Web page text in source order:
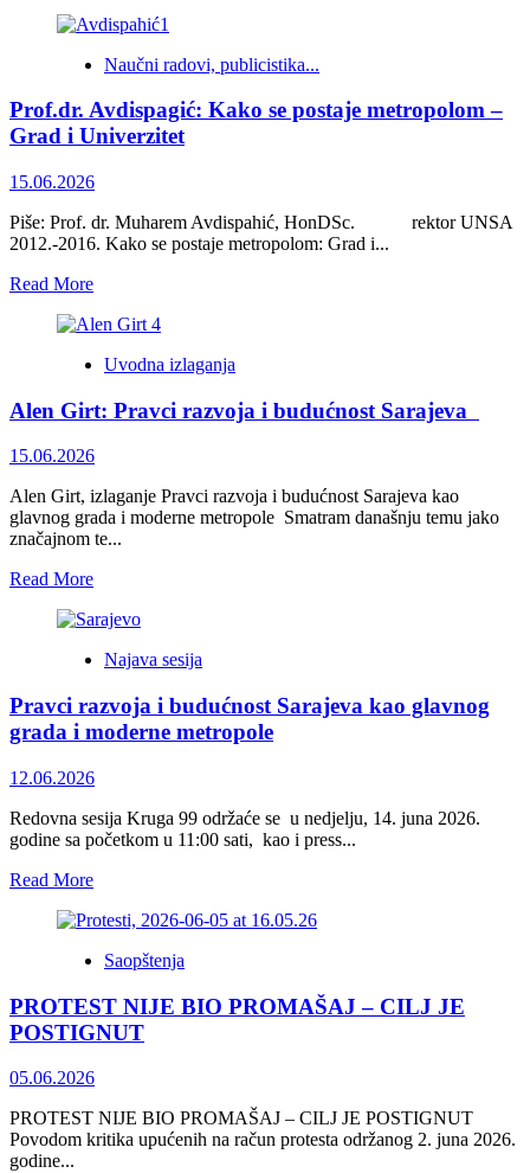
about
na
kršenja
Konačne
odluke
za
Brčko
Naučni radovi, publicistika...
Prof.dr. Avdispagić: Kako se postaje metropolom –
Grad i Univerzitet
15.06.2026
Piše: Prof. dr. Muharem Avdispahić, HonDSc. rektor UNSA
2012.-2016. Kako se postaje metropolom: Grad i...
Read MoreRead
about
Avdispagić:
se
metropolom
Grad
i
Univerzitet
Uvodna izlaganja
Alen Girt: Pravci razvoja i budućnost Sarajeva
15.06.2026
Alen Girt, izlaganje Pravci razvoja i budućnost Sarajeva kao
glavnog grada i moderne metropole Smatram današnju temu jako
značajnom te...
Read MoreRead
about
Girt:
razvoja
i
budućnost
Sarajeva
Najava sesija
Pravci razvoja i budućnost Sarajeva kao glavnog
grada i moderne metropole
12.06.2026
Redovna sesija Kruga 99 održaće se u nedjelju, 14. juna 2026.
godine sa početkom u 11:00 sati, kao i press...
Read MoreRead
about
razvoja
budućnost
Sarajeva
kao
glavnog
grada
i
moderne
metropole
Saopštenja
PROTEST NIJE BIO PROMAŠAJ – CILJ JE
POSTIGNUT
05.06.2026
PROTEST NIJE BIO PROMAŠAJ – CILJ JE POSTIGNUT
Povodom kritika upućenih na račun protesta održanog 2. juna 2026.
godine...